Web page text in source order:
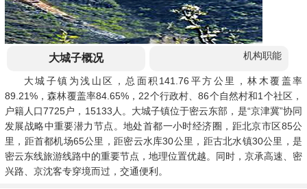
大城子概况 机构职能
大城子镇为浅山区，总面积141.76平方公里，林木覆盖率
89.21%，森林覆盖率84.65%，22个行政村、86个自然村和1个社区，
户籍人口7725户，15133人。大城子镇位于密云东部，是“京津冀”协同
发展战略中重要潜力节点。地处首都一小时经济圈，距北京市区85公
里，距首都机场65公里，距密云水库30公里，距古北水镇30公里，是
密云东线旅游线路中的重要节点，地理位置优越。同时，京承高速、密
兴路、京沈客专穿境而过，交通便利。